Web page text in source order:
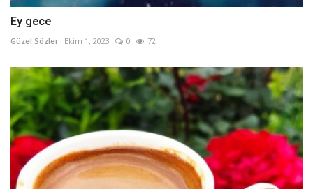
Ey gece
Güzel Sözler Ekim 1, 2023 0 72